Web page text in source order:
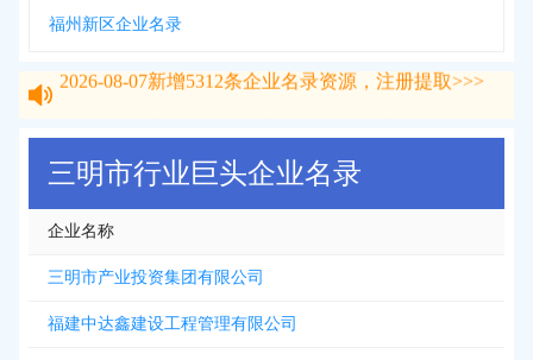
福州新区企业名录
三明市行业巨头企业名录
企业名称
三明市产业投资集团有限公司
福建中达鑫建设工程管理有限公司